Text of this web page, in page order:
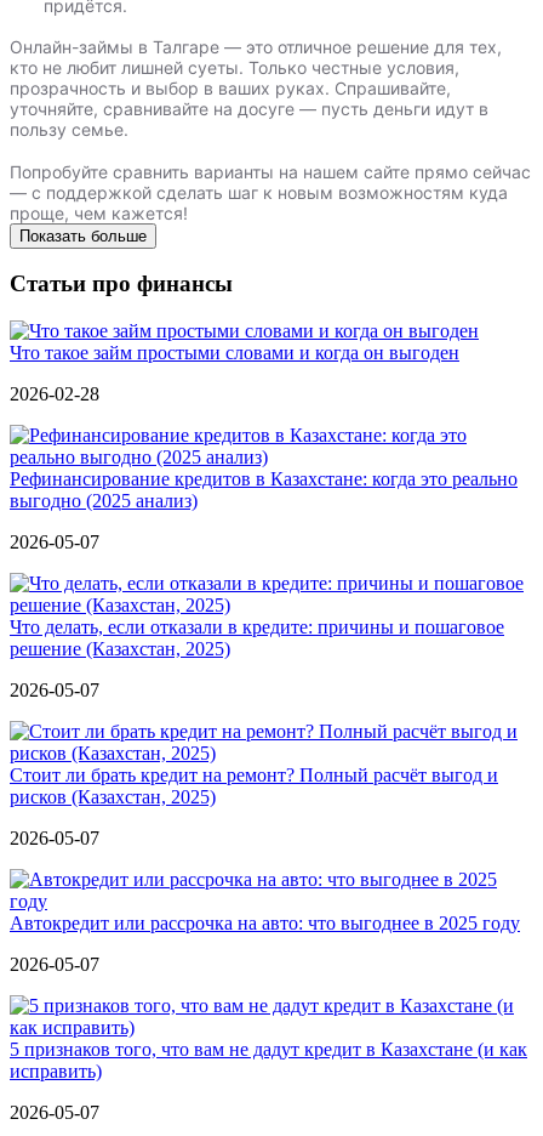
придётся.
Онлайн-займы в Талгаре — это отличное решение для тех,
кто не любит лишней суеты. Только честные условия,
прозрачность и выбор в ваших руках. Спрашивайте,
уточняйте, сравнивайте на досуге — пусть деньги идут в
пользу семье.
Попробуйте сравнить варианты на нашем сайте прямо сейчас
— с поддержкой сделать шаг к новым возможностям куда
проще, чем кажется!
Показать больше
Статьи про финансы
Что такое займ простыми словами и когда он выгоден
2026-02-28
Рефинансирование кредитов в Казахстане: когда это реально
выгодно (2025 анализ)
2026-05-07
Что делать, если отказали в кредите: причины и пошаговое
решение (Казахстан, 2025)
2026-05-07
Стоит ли брать кредит на ремонт? Полный расчёт выгод и
рисков (Казахстан, 2025)
2026-05-07
Автокредит или рассрочка на авто: что выгоднее в 2025 году
2026-05-07
5 признаков того, что вам не дадут кредит в Казахстане (и как
исправить)
2026-05-07